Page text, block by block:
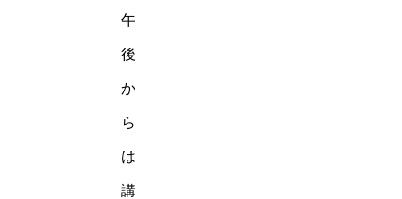
午
後
か
ら
は
講